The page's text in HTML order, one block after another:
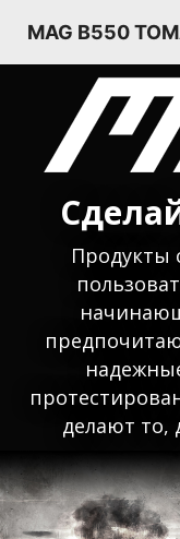
MAG B550
Продукты
делают то,